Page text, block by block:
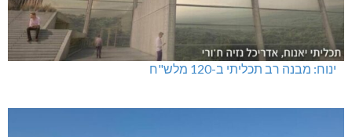
ינוח: מבנה רב תכליתי ב-120 מלש"ח